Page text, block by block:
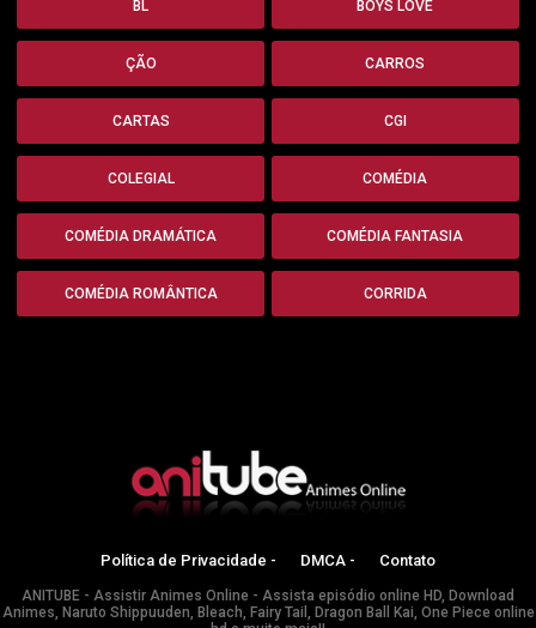
BL BOYS LOVE
ÇÃO CARROS
CARTAS CGI
COLEGIAL COMÉDIA
COMÉDIA DRAMÁTICA COMÉDIA FANTASIA
COMÉDIA ROMÂNTICA CORRIDA
Política de Privacidade - DMCA - Contato
ANITUBE - Assistir Animes Online - Assista episódio online HD, Download
Animes, Naruto Shippuuden, Bleach, Fairy Tail, Dragon Ball Kai, One Piece online